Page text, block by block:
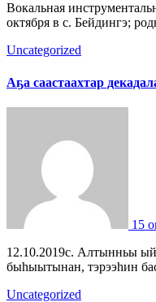
Вокальная инструментальная студия «Алтан Кыл» (Рук. Г.Н.Свинобоев) организовал гастрольные концерты по улусу. Первый концерт состоялся 18 октября в с.Чаранг, на второй день 19
октября в с. Бейдингэ;
Uncategorized
Аҕа саастаахтар
15
12.10.2019с. Алтынньы ый 12 күнүгэр нэһилиэк пенсионердарыгар, бэтирээннэригэр аҕа саастаахтар декадаларын түмүктуур бырааһынньыктааҕы киэһэ буолан ааста. Программа
быһыытынан, тэрээһин
Uncategorized